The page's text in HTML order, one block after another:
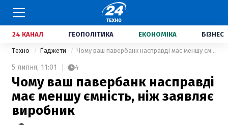
24 КАНАЛ ГЕОПОЛІТИКА ЕКОНОМІКА БІЗНЕС
Техно Ґаджети Чому ваш павербанк насправді має меншу ємність, ніж заявляє виробник
5 липня, 11:01 4
Чому ваш павербанк насправді
має меншу ємність, ніж заявляє
виробник